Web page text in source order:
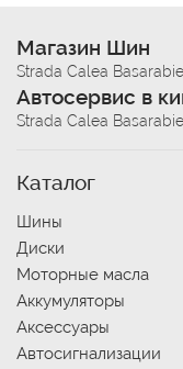
Магазин Шин
Strada Calea
Автосервис в
Strada Calea
Каталог
Шины
Диски
Моторные масла
Аккумуляторы
Аксессуары
Автосигнализации